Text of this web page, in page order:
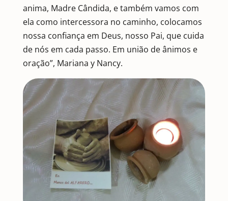
anima, Madre Cândida, e também vamos com
ela como intercessora no caminho, colocamos
nossa confiança em Deus, nosso Pai, que cuida
de nós em cada passo. Em união de ânimos e
oração”, Mariana y Nancy.